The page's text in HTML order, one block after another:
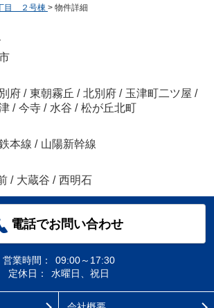
目 ２号棟 > 物件詳細
府 / 東朝霧丘 / 北別府 / 玉津町二ツ屋 /
/ 今寺 / 水谷 / 松が丘北町
本線 / 山陽新幹線
/ 大蔵谷 / 西明石
電話でお問い合わせ
営業時間：
09:00～17:30
定休日：
水曜日、祝日